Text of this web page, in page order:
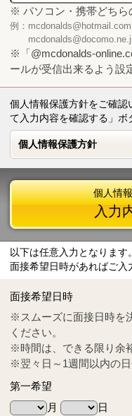
※ パソコン・携帯どちら
例：mcdonalds@hotmail.com
※「@mcdonalds-
ールが受信出来るよう設
個人情報保護方針をご確認
て入力内容を確認する」ボ
個人情報保護方針
個人情報保護方針
Tel
0570-55-0314
個人情
入力
以下は任意入力となります。
面接希望日時があればご入
面接希望日時
※スムーズに面接日時を
ください。
※時間は、できる限り余
※翌々日～1週間以内の日
第一希望
月
日